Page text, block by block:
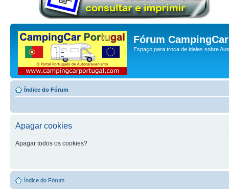
Fórum
Espaço para troca de ideias sobre
Índice do Fórum
Apagar cookies
Apagar todos os cookies?
Índice do Fórum